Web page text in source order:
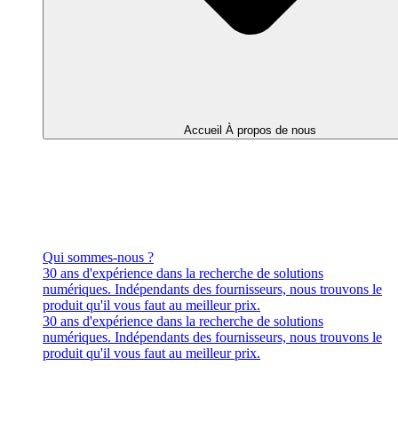
Accueil À propos de nous
Qui sommes-nous ?
30 ans d'expérience dans la recherche de solutions
numériques. Indépendants des fournisseurs, nous trouvons le
produit qu'il vous faut au meilleur prix.
30 ans d'expérience dans la recherche de solutions
numériques. Indépendants des fournisseurs, nous trouvons le
produit qu'il vous faut au meilleur prix.